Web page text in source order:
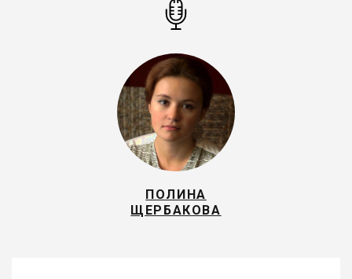
ПОЛИНА
ЩЕРБАКОВА